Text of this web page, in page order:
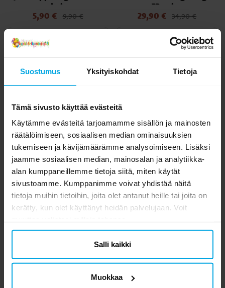
Suostumus Yksityiskohdat Tietoja
Tämä sivusto käyttää evästeitä
Käytämme evästeitä tarjoamamme sisällön ja mainosten
räätälöimiseen, sosiaalisen median ominaisuuksien
tukemiseen ja kävijämäärämme analysoimiseen. Lisäksi
jaamme sosiaalisen median, mainosalan ja analytiikka-
alan kumppaneillemme tietoja siitä, miten käytät
sivustoamme. Kumppanimme voivat yhdistää näitä
tietoja muihin tietoihin, joita olet antanut heille tai joita on
kerätty, kun olet käyttänyt heidän palvelujaan. Voit
Salli kaikki
Muokkaa
kpl.
Nykyinen hinta
Edellinen hinta
5,90 € 9,90 €
72 palaa
Nykyinen hinta:
29,90 € Edellinen hinta
34,90 €
29,90 € 34,90 €
OSTA
Batman - Rintamerkit 5
kpl
Hinta :3,49 €
3,49 €
SIIRRY TUOTESIVULLE
Clementoni Palapeli,
Batman Pose 1000 palaa
Nykyinen hinta
12,90 € 19,90 €
OSTA
Olet nähnyt 10 tuotetta 10 tuotteesta